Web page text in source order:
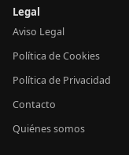
Legal
Aviso Legal
Política de Cookies
Política de Privacidad
Contacto
Quiénes somos